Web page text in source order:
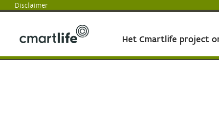
Disclaimer
Het Cmartlife project